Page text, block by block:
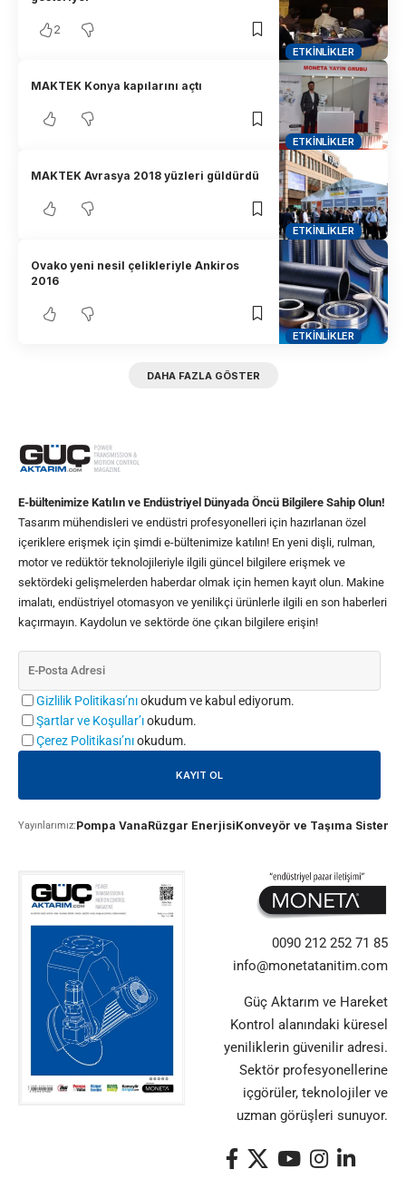
ETKINLIKLER
2
ETKINLIKLER
MAKTEK Konya kapılarını açtı
ETKINLIKLER
MAKTEK Avrasya 2018 yüzleri güldürdü
ETKINLIKLER
Ovako yeni nesil çelikleriyle Ankiros
2016
DAHA FAZLA GÖSTER
E-bültenimize Katılın ve Endüstriyel Dünyada Öncü Bilgilere Sahip Olun!
Tasarım mühendisleri ve endüstri profesyonelleri için hazırlanan özel
içeriklere erişmek için şimdi e-bültenimize katılın! En yeni dişli, rulman,
motor ve redüktör teknolojileriyle ilgili güncel bilgilere erişmek ve
sektördeki gelişmelerden haberdar olmak için hemen kayıt olun. Makine
imalatı, endüstriyel otomasyon ve yenilikçi ürünlerle ilgili en son haberleri
kaçırmayın. Kaydolun ve sektörde öne çıkan bilgilere erişin!
Gizlilik Politikası’nıokudum ve kabul ediyorum.
Şartlar ve Koşullar’ıokudum.
Çerez Politikası’nıokudum.
Yayınlarımız:Pompa VanaRüzgar EnerjisiKonveyör ve Taşıma
0090 212 252 71 85
info@monetatanitim.com
Güç Aktarım ve Hareket
Kontrol alanındaki küresel
yeniliklerin güvenilir adresi.
Sektör profesyonellerine
içgörüler, teknolojiler ve
uzman görüşleri sunuyor.